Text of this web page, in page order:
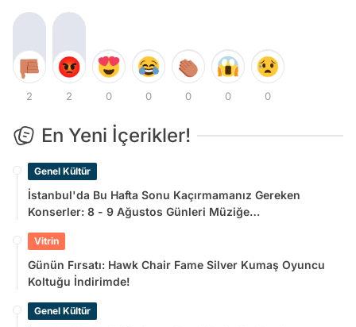
2 2 0 0 0 0 0
En Yeni İçerikler!
Genel Kültür
İstanbul'da Bu Hafta Sonu Kaçırmamanız Gereken
Konserler: 8 - 9 Ağustos Günleri Müziğe
Vitrin
Günün Fırsatı: Hawk Chair Fame Silver Kumaş Oyuncu
Koltuğu İndirimde!
Genel Kültür